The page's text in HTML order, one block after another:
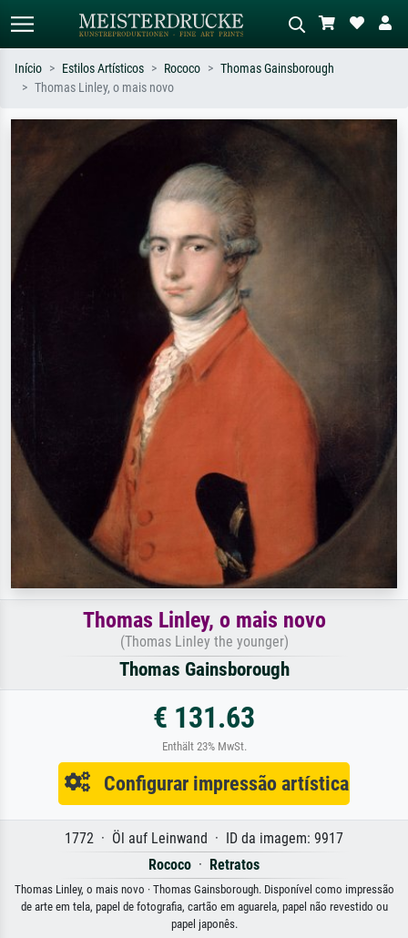
Pesquise por artista, título ou estilo –
ex: Monet, Noite Estrelada,
impressionismo, onda de Hokusai, nu.
a óleo escura, nu em pé ao lado de
Início Estilos Artísticos Rococo
Thomas Gainsborough
Thomas Linley, o mais novo
Thomas Linley, o mais novo
(Thomas Linley the younger)
Thomas Gainsborough
€ 131.63
Enthält 23% MwSt.
Configurar impressão artística
1772 · Öl auf Leinwand · ID da imagem: 9917
Rococo · Retratos
Thomas Linley, o mais novo · Thomas Gainsborough. Disponível como impressão
de arte em tela, papel de fotografia, cartão em aguarela, papel não revestido ou
papel japonês.